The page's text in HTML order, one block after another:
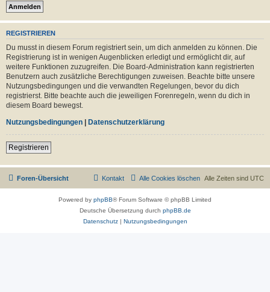
REGISTRIEREN
Du musst in diesem Forum registriert sein, um dich anmelden zu können. Die
Registrierung ist in wenigen Augenblicken erledigt und ermöglicht dir, auf
weitere Funktionen zuzugreifen. Die Board-Administration kann registrierten
Benutzern auch zusätzliche Berechtigungen zuweisen. Beachte bitte unsere
Nutzungsbedingungen und die verwandten Regelungen, bevor du dich
registrierst. Bitte beachte auch die jeweiligen Forenregeln, wenn du dich in
diesem Board bewegst.
Nutzungsbedingungen | Datenschutzerklärung
Registrieren
Foren-Übersicht Alle Zeiten sind UTC
Alle Cookies löschen
Kontakt
Powered by phpBB® Forum Software © phpBB Limited
Deutsche Übersetzung durch phpBB.de
Datenschutz| Nutzungsbedingungen